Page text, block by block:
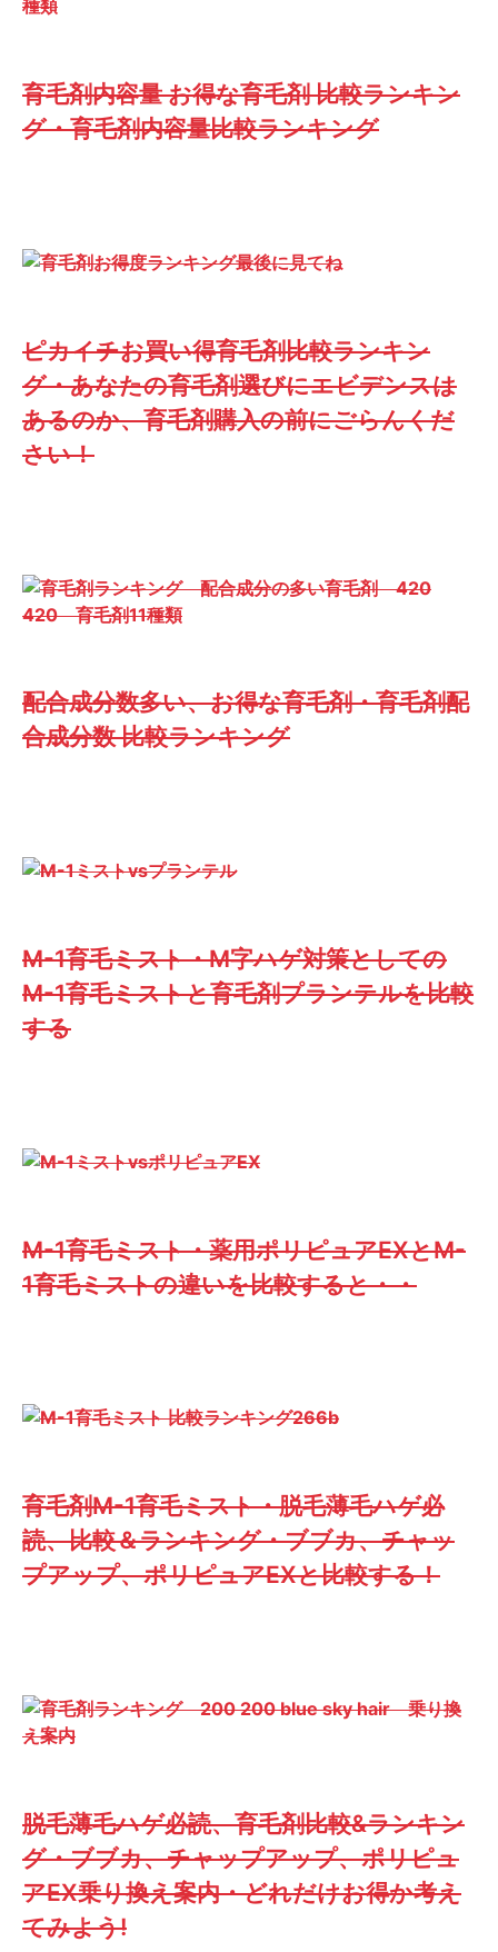
育毛剤内容量 お得な育毛剤 比較ランキン
グ・育毛剤内容量比較ランキング
ピカイチお買い得育毛剤比較ランキン
グ・あなたの育毛剤選びにエビデンスは
あるのか、育毛剤購入の前にごらんくだ
さい！
配合成分数多い、お得な育毛剤・育毛剤配
合成分数 比較ランキング
M-1育毛ミスト・M字ハゲ対策としての
M-1育毛ミストと育毛剤プランテルを比較
する
M-1育毛ミスト・薬用ポリピュアEXとM-
1育毛ミストの違いを比較すると・・
育毛剤M-1育毛ミスト・脱毛薄毛ハゲ必
読、比較＆ランキング・ブブカ、チャッ
プアップ、ポリピュアEXと比較する！
脱毛薄毛ハゲ必読、育毛剤比較&ランキン
グ・ブブカ、チャップアップ、ポリピュ
アEX乗り換え案内・どれだけお得か考え
てみよう!